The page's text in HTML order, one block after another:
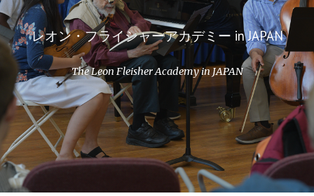
レオン・フライシャーアカデミー in JAPAN
The Leon Fleisher Academy in JAPAN